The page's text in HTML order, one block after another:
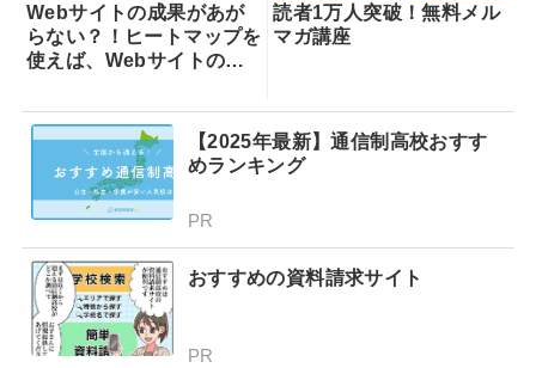
Webサイトの成果があが
らない？！ヒートマップを
使えば、Webサイトの課
プでできることを専門家が
分かりやすく解説！
読者1万人突破！無料メル
マガ講座
【2025年最新】通信制高校おすす
めランキング
PR
おすすめの資料請求サイト
PR